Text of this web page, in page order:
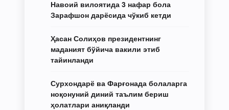
Навоий вилоятида 3 нафар бола
Зарафшон дарёсида чўкиб кетди
Ҳасан Солиҳов президентнинг
маданият бўйича вакили этиб
тайинланди
Сурхондарё ва Фарғонада болаларга
ноқонуний диний таълим бериш
ҳолатлари аниқланди